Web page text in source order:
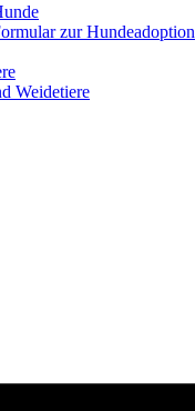
zur Hundeadoption
Weidetiere